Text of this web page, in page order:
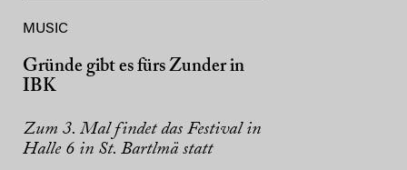
MUSIC
Gründe gibt es fürs Zunder in
IBK
Zum 3. Mal findet das Festival in
Halle 6 in St. Bartlmä statt